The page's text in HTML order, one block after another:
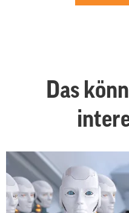
Das